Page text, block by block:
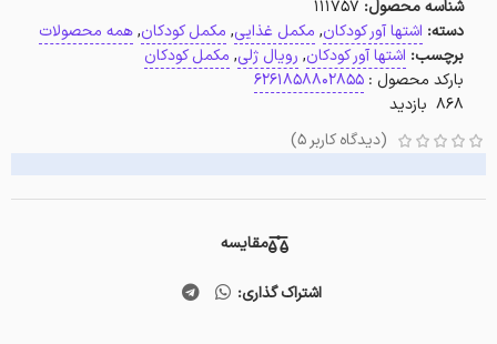
شناسه محصول: 111757
دسته: اشتها آور کودکان, مکمل غذایی, مکمل کودکان,همه محصولات
برچسب: اشتها آور کودکان, رویال ژلی, مکمل کودکان
بارکد محصول : 6261858802855
868 بازدید
(دیدگاه کاربر 5
)
مقایسه
اشتراک گذاری: